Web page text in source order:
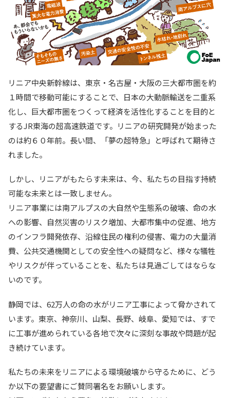
リニア中央新幹線は、東京・名古屋・大阪の三大都市圏を約
１時間で移動可能にすることで、日本の大動脈輸送を二重系
化し、巨大都市圏をつくって経済を活性化することを目的と
するJR東海の超高速鉄道です。リニアの研究開発が始まった
のは約６０年前。長い間、「夢の超特急」と呼ばれて期待さ
れました。
しかし、リニアがもたらす未来は、今、私たちの目指す持続
可能な未来とは一致しません。
リニア事業には南アルプスの大自然や生態系の破壊、命の水
への影響、自然災害のリスク増加、大都市集中の促進、地方
のインフラ開発依存、沿線住民の権利の侵害、電力の大量消
費、公共交通機関としての安全性への疑問など、様々な犠牲
やリスクが伴っていることを、私たちは見過ごしてはならな
いのです。
静岡では、62万人の命の水がリニア工事によって脅かされて
います。東京、神奈川、山梨、長野、岐阜、愛知では、すで
に工事が進められている各地で次々に深刻な事故や問題が起
き続けています。
私たちの未来をリニアによる環境破壊から守るために、どう
か以下の要望書にご賛同署名をお願いします。